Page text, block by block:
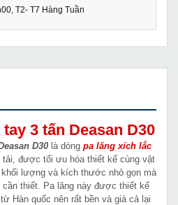
T2- T7 Hàng Tuần
3 tấn Deasan D30
D30 là dòng pa lăng xích lắc
được tối ưu hóa thiết kế cùng vật
khối lượng và kích thước nhỏ gọn mà
thiết. Pa lăng này được thiết kế
Hàn quốc nên rất bền và giá cả lại